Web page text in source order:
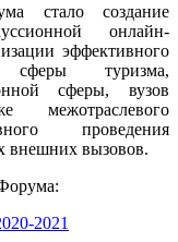
стало создание
онлайн-
эффективного
сферы туризма,
сферы, вузов
проведения
внешних вызовов.
2021